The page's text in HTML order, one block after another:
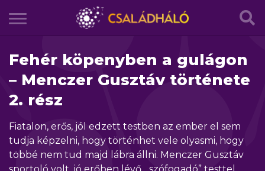
Fehér köpenyben a gulágon
– Menczer Gusztáv története
2. rész
Fiatalon, erős, jól edzett testben az ember el sem
tudja képzelni, hogy történhet vele olyasmi, hogy
többé nem tud majd lábra állni. Menczer Gusztáv